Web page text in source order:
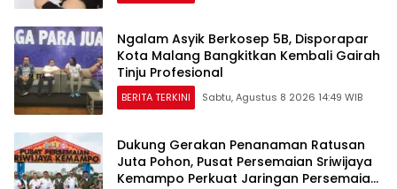
Ngalam Asyik Berkosep 5B, Disporapar
Kota Malang Bangkitkan Kembali Gairah
Tinju Profesional
BERITA TERKINI Sabtu, Agustus 8 2026 14:49 WIB
Dukung Gerakan Penanaman Ratusan
Juta Pohon, Pusat Persemaian Sriwijaya
Kemampo Perkuat Jaringan Persemaian